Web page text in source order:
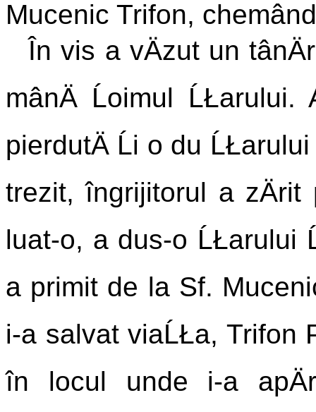
Mucenic Trifon,
În vis a vÄzut un
mânÄ Ĺoimul
pierdutÄ Ĺi o du
trezit, îngrijitorul a
luat-o, a dus-o ĹŁarului
a primit de la Sf.
i-a salvat viaĹŁa, Trifon
în locul unde i-a